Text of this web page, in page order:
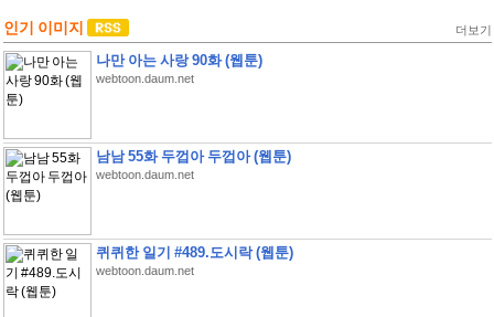
인기 이미지 더보기
나만 아는 사랑 90화 (웹툰)
webtoon.daum.net
남남 55화 두껍아 두껍아 (웹툰)
webtoon.daum.net
퀴퀴한 일기 #489.도시락 (웹툰)
webtoon.daum.net